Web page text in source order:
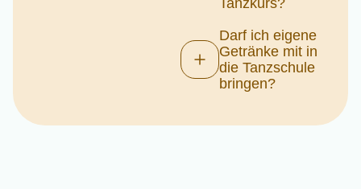
Tanzkurs?
Darf ich eigene
Getränke mit in
die Tanzschule
bringen?